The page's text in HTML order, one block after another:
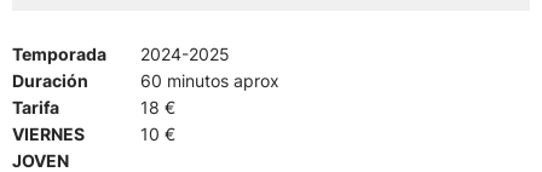
Temporada
2024-2025
Duración
60 minutos aprox
Tarifa
18 €
VIERNES
JOVEN
10 €